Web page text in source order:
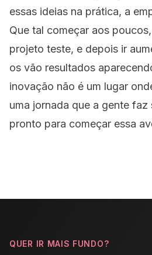
essas ideias na prática, a
Que tal começar aos
projeto teste, e depois ir
os vão resultados
inovação não é um lugar
uma jornada que a gente faz
pronto para começar essa
QUER IR MAIS FUNDO?